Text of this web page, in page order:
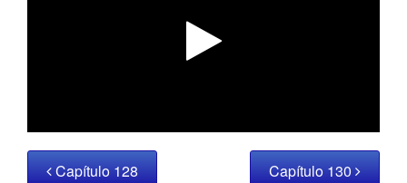
Capítulo 128 Capítulo 130